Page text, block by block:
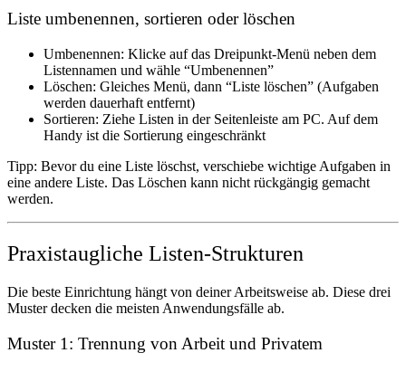
Liste umbenennen, sortieren oder löschen
Umbenennen: Klicke auf das Dreipunkt-Menü neben dem
Listennamen und wähle “Umbenennen”
Löschen: Gleiches Menü, dann “Liste löschen” (Aufgaben
werden dauerhaft entfernt)
Sortieren: Ziehe Listen in der Seitenleiste am PC. Auf dem
Handy ist die Sortierung eingeschränkt
Tipp: Bevor du eine Liste löschst, verschiebe wichtige Aufgaben in
eine andere Liste. Das Löschen kann nicht rückgängig gemacht
werden.
Praxistaugliche Listen-Strukturen
Die beste Einrichtung hängt von deiner Arbeitsweise ab. Diese drei
Muster decken die meisten Anwendungsfälle ab.
Muster 1: Trennung von Arbeit und Privatem